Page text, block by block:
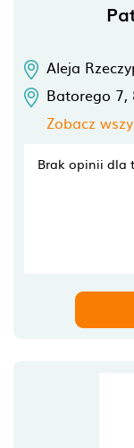
Aleja
Batorego 7,
Zobacz
Brak opinii dla